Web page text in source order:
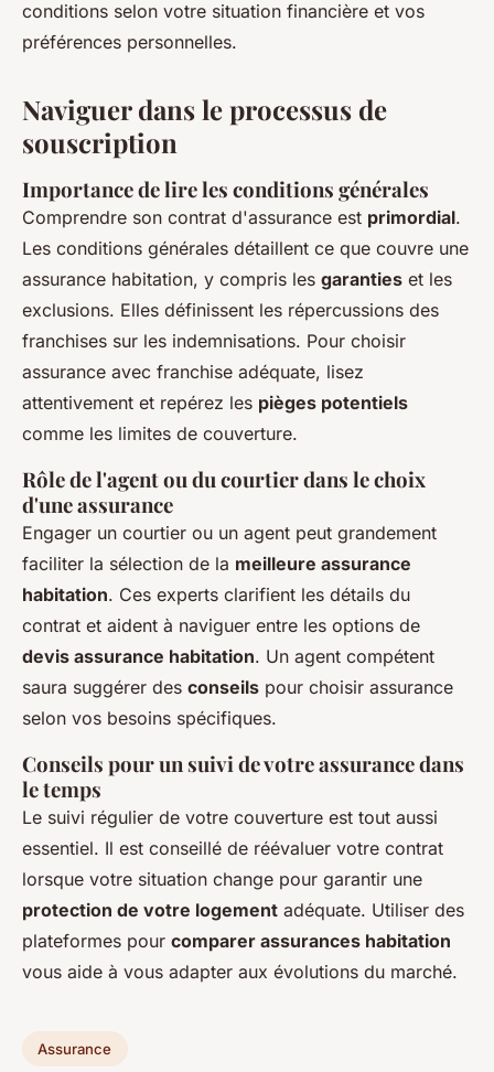
conditions selon votre situation financière et vos
préférences personnelles.
Naviguer dans le processus de
souscription
Importance de lire les conditions générales
Comprendre son contrat d'assurance est primordial.
Les conditions générales détaillent ce que couvre une
assurance habitation, y compris les garanties et les
exclusions. Elles définissent les répercussions des
franchises sur les indemnisations. Pour choisir
assurance avec franchise adéquate, lisez
attentivement et repérez les pièges potentiels
comme les limites de couverture.
Rôle de l'agent ou du courtier dans le choix
d'une assurance
Engager un courtier ou un agent peut grandement
faciliter la sélection de la meilleure assurance
habitation. Ces experts clarifient les détails du
contrat et aident à naviguer entre les options de
devis assurance habitation. Un agent compétent
saura suggérer des conseils pour choisir assurance
selon vos besoins spécifiques.
Conseils pour un suivi de votre assurance dans
le temps
Le suivi régulier de votre couverture est tout aussi
essentiel. Il est conseillé de réévaluer votre contrat
lorsque votre situation change pour garantir une
protection de votre logement adéquate. Utiliser des
plateformes pour comparer assurances habitation
vous aide à vous adapter aux évolutions du marché.
Assurance